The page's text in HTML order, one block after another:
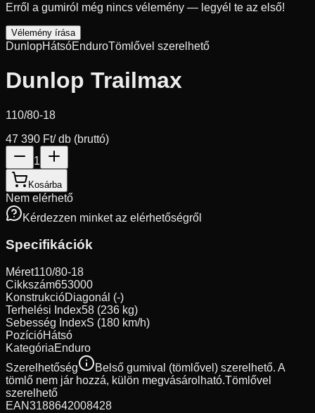
Erről a gumiról még nincs vélemény — legyél te az első!
Vélemény írása
DunlopHátsóEnduroTömlővel szerelhető
Dunlop Trailmax
110/80-18
47 390 Ft/ db (bruttó)
1
Kosárba
Nem elérhető
Kérdezzen minket az elérhetőségről
Specifikációk
Méret110/80-18
Cikkszám653000
KonstrukcióDiagonál (-)
Terhelési Index58 (236 kg)
Sebesség IndexS (180 km/h)
PozícióHátsó
KategóriaEnduro
Szerelhetőség
Belső gumival (tömlővel) szerelhető. A
tömlő nem jár hozzá, külön megvásárolható.Tömlővel
szerelhető
EAN3188642008428